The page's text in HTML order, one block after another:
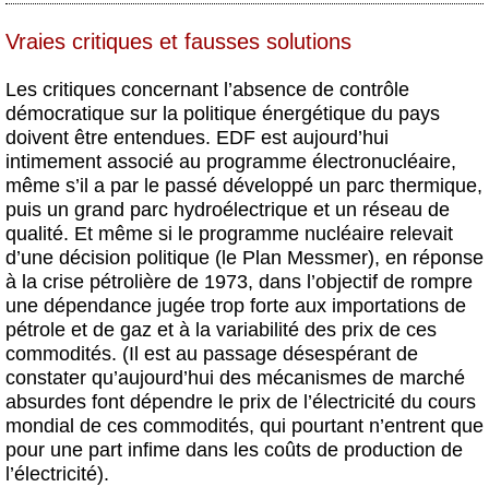
Vraies critiques et fausses solutions
Les critiques concernant l’absence de contrôle
démocratique sur la politique énergétique du pays
doivent être entendues. EDF est aujourd’hui
intimement associé au programme électronucléaire,
même s’il a par le passé développé un parc thermique,
puis un grand parc hydroélectrique et un réseau de
qualité. Et même si le programme nucléaire relevait
d’une décision politique (le Plan Messmer), en réponse
à la crise pétrolière de 1973, dans l’objectif de rompre
une dépendance jugée trop forte aux importations de
pétrole et de gaz et à la variabilité des prix de ces
commodités. (Il est au passage désespérant de
constater qu’aujourd’hui des mécanismes de marché
absurdes font dépendre le prix de l’électricité du cours
mondial de ces commodités, qui pourtant n’entrent que
pour une part infime dans les coûts de production de
l’électricité).